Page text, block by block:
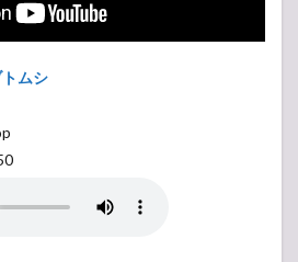
ムシ